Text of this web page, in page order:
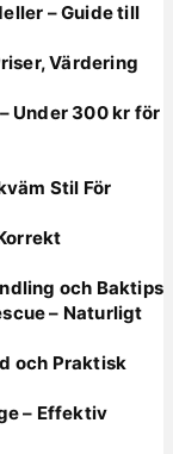
– Guide till
Värdering
Under 300 kr för
Stil För
och Baktips
– Naturligt
och Praktisk
– Effektiv